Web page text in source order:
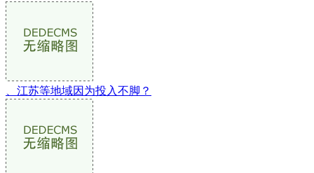
、江苏等地域因为投入不脚？